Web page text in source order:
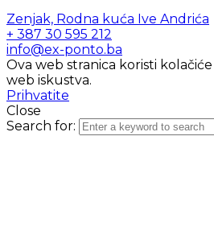
Zenjak, Rodna kuća Ive Andrića
+ 387 30 595 212
info@ex-ponto.ba
Ova web stranica koristi
web iskustva.
Prihvatite
Close
Search for: